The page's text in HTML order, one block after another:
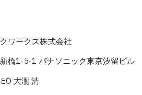
ワークス株式会社
橋1-5-1 パナソニック東京汐留ビル
大瀧 清